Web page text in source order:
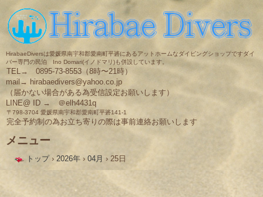
HirabaeDiversは愛媛県南宇和郡愛南町平碆にあるアットホームなダイビングショップですダイ
バー専門の民泊 Ino Domari(イノドマリ)も併設しています。
TEL→ 0895-73-8553（8時〜21時）
mail→ hirabaedivers@yahoo.co.jp
（届かない場合がある為受信設定お願いします）
LINE@ ID → ＠elh4431q
〒798-3704 愛媛県南宇和郡愛南町平碆141-1
完全予約制の為お立ち寄りの際は事前連絡お願いします
メニュー
トップ › 2026年 › 04月 › 25日